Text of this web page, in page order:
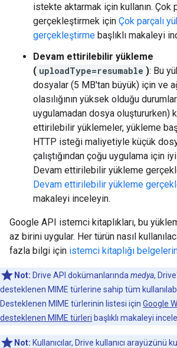
istekte aktarmak için kullanın. Çok
gerçekleştirmek için Çok parçalı
gerçekleştirme başlıklı makaleyi
Devam ettirilebilir yükleme
( uploadType=resumable ): Bu
dosyalar (5 MB'tan büyük) için ve
olasılığının yüksek olduğu
uygulamadan dosya oluştururken)
ettirilebilir yüklemeler, yükleme
HTTP isteği maliyetiyle küçük
çalıştığından çoğu uygulama için
Devam ettirilebilir yükleme
Devam ettirilebilir yükleme
makaleyi inceleyin.
Google API istemci kitaplıkları, bu
az birini uygular. Her türün nasıl
fazla bilgi için istemci kitaplığı
Not: Drive API dokümanlarında medya,
desteklenen MIME türlerine sahip tüm
Desteklenen MIME türlerinin listesi için Google
desteklenen MIME türleri başlıklı makaleyi
Not: Kullanıcılar, Drive kullanıcı arayüzünü